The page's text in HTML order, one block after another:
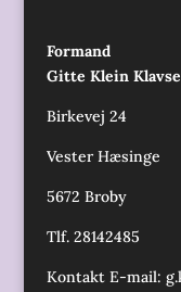
Formand
Gitte Klein
Birkevej 24
Vester Hæsinge
5672 Broby
Tlf. 28142485
Kontakt E-mail: